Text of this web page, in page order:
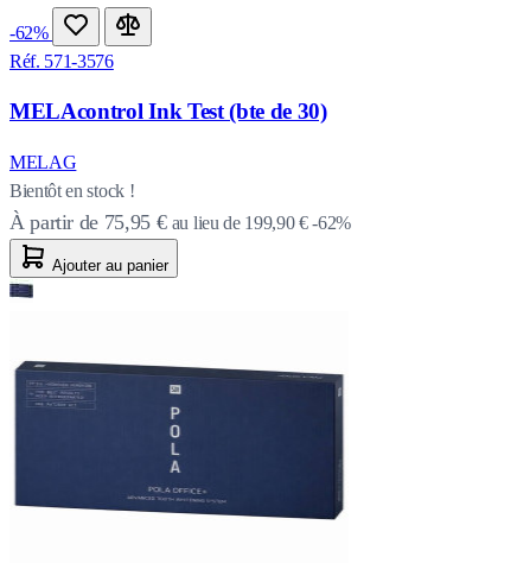
-62%
Réf. 571-3576
MELAcontrol Ink Test (bte de 30)
MELAG
Bientôt en stock !
À partir de 75,95 € au lieu de 199,90 € -62%
Ajouter au panier